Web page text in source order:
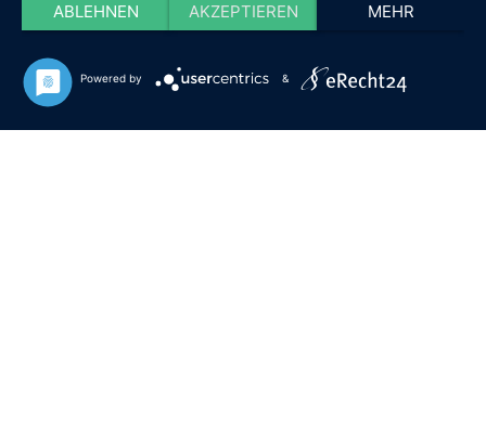
ABLEHNEN AKZEPTIEREN MEHR
Powered by &